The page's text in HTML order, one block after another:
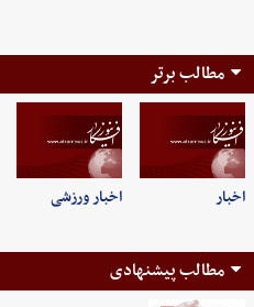
مطالب برتر
اخبار اخبار ورزشی
مطالب پیشنهادی